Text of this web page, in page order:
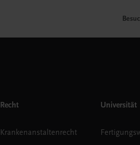
Recht
Krankenanstaltenrecht
Universität